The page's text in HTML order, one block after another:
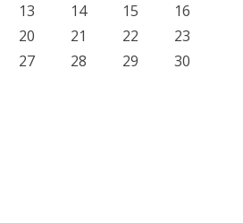
13 14 15
16
20 21 22
23
27 28 29
30